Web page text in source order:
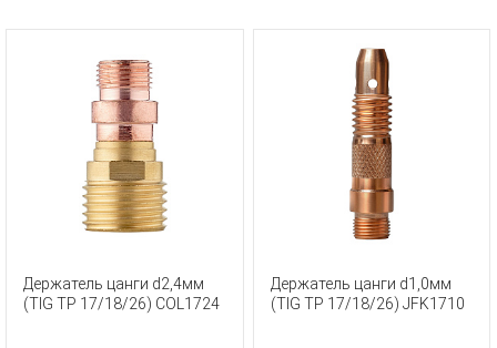
Держатель цанги d2,4мм
(TIG TP 17/18/26) COL1724
Держатель цанги d1,0мм
(TIG TP 17/18/26) JFK1710